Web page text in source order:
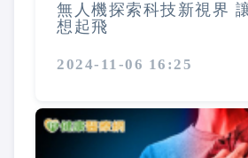
無人機探索科技新視界
想起飛
2024-11-06 16:25